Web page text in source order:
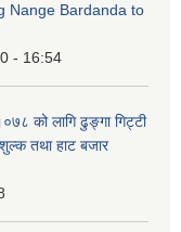
Nange Bardanda to
- 16:54
को लागि ढुङ्गा गिट्टी
शुल्क तथा हाट बजार